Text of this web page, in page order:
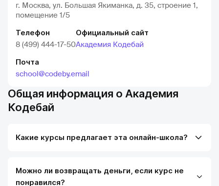
г. Москва, ул. Большая Якиманка, д. 35, строение 1,
помещение 1/5
Телефон
8 (499) 444-17-50
Официальный сайт
Академия Кодебай
Почта
school@codeby.email
Общая информация о Академия
Кодебай
Какие курсы предлагает эта онлайн-школа?
Можно ли возвращать деньги, если курс не
понравился?